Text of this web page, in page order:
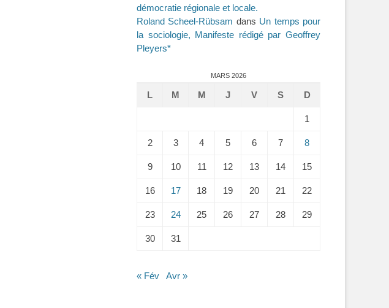
démocratie régionale et locale.
Roland Scheel-Rübsam dans Un temps pour
la sociologie, Manifeste rédigé par Geoffrey
Pleyers*
MARS 2026
L M M J V S D
1
2 3 4 5 6 7 8
9 10 11 12 13 14 15
16 17 18 19 20 21 22
23 24 25 26 27 28 29
30 31
« Fév Avr »